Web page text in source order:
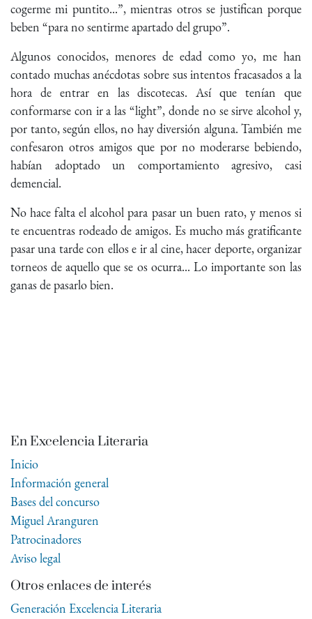
cogerme mi puntito...”, mientras otros se justifican porque
beben “para no sentirme apartado del grupo”.
Algunos conocidos, menores de edad como yo, me han
contado muchas anécdotas sobre sus intentos fracasados a la
hora de entrar en las discotecas. Así que tenían que
conformarse con ir a las “light”, donde no se sirve alcohol y,
por tanto, según ellos, no hay diversión alguna. También me
confesaron otros amigos que por no moderarse bebiendo,
habían adoptado un comportamiento agresivo, casi
demencial.
No hace falta el alcohol para pasar un buen rato, y menos si
te encuentras rodeado de amigos. Es mucho más gratificante
pasar una tarde con ellos e ir al cine, hacer deporte, organizar
torneos de aquello que se os ocurra... Lo importante son las
ganas de pasarlo bien.
En Excelencia Literaria
Inicio
Información general
Bases del concurso
Miguel Aranguren
Patrocinadores
Aviso legal
Otros enlaces de interés
Generación Excelencia Literaria